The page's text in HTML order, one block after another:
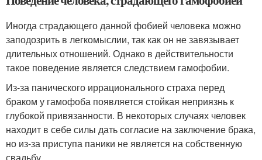
Иногда страдающего данной фобией человека можно
заподозрить в легкомыслии, так как он не завязывает
длительных отношений. Однако в действительности
такое поведение является следствием гамофобии.
Из-за панического иррационального страха перед
браком у гамофоба появляется стойкая неприязнь к
глубокой привязанности. В некоторых случаях человек
находит в себе силы дать согласие на заключение брака,
но из-за приступа паники не является на собственную